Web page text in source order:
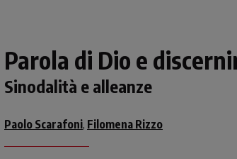
Parola di Dio e
Sinodalità e alleanze
Paolo Scarafoni, Filomena Rizzo